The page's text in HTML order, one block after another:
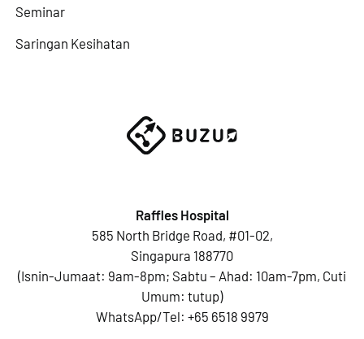
Seminar
Saringan Kesihatan
Raffles Hospital
585 North Bridge Road, #01-02,
Singapura 188770
(Isnin-Jumaat: 9am-8pm; Sabtu – Ahad: 10am-7pm, Cuti
Umum: tutup)
WhatsApp/Tel: +65 6518 9979